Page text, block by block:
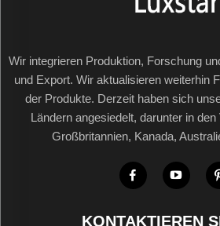
Wir integrieren Produktion, Forschung
und Export. Wir aktualisieren weiterhin
der Produkte. Derzeit haben sich
Ländern angesiedelt, darunter in den
Großbritannien, Kanada,
KONTAKTIEREN